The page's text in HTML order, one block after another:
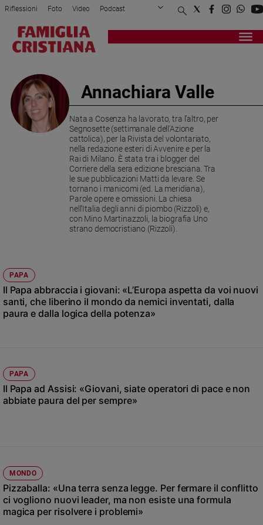
Attualità
Cronaca
Politica
Mondo
Economia
Chiesa
Fede
e
e
fede
Parola
giorno
Società
e
valori
Riflessioni Foto Video Podcast
Privacy Policy Chi siamo
Registrati Redazione
Annachiara Valle
Nata a Cosenza ha lavorato, tra l’altro, per
Segnosette (settimanale dell’Azione
cattolica), per la Rivista del volontariato,
nella redazione esteri di Avvenire e per la
Rai di Milano. È stata tra i blogger del
Corriere della sera edizione bresciana. Tra
le sue pubblicazioni Matti da levare. Se
tornano i manicomi (ed. La meridiana),
Parole opere e omissioni. La chiesa
nell’Italia degli anni di piombo (Rizzoli) e,
con Mino Martinazzoli, la biografia Uno
strano democristiano (Rizzoli).
PAPA
Il Papa abbraccia i giovani: «L’Europa aspetta da voi nuovi
santi, che liberino il mondo da nemici inventati, dalla
paura e dalla logica della potenza»
PAPA
Il Papa ad Assisi: «Giovani, siate operatori di pace e non
abbiate paura del per sempre»
MONDO
Pizzaballa: «Una terra senza legge. Per fermare il conflitto
ci vogliono nuovi leader, ma non esiste una formula
magica per risolvere i problemi»